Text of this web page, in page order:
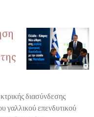
διασύνδεσης
γαλλικού επενδυτικού